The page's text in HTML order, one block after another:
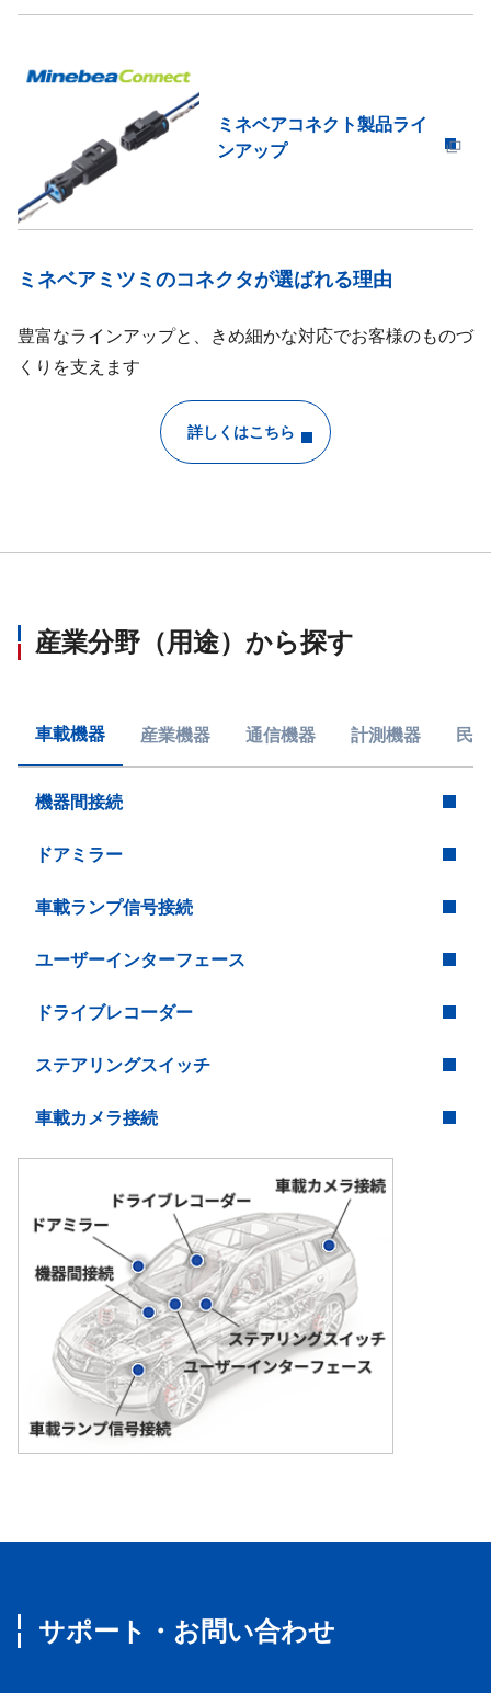
ミネベアコネクト製品ライ
ンアップ
ミネベアミツミのコネクタが選ばれる理由
豊富なラインアップと、きめ細かな対応でお客様のものづ
くりを支えます
詳しくはこちら
産業分野（用途）から探す
車載機器 産業機器 通信機器 計測機器 民
機器間接続
ドアミラー
車載ランプ信号接続
ユーザーインターフェース
ドライブレコーダー
ステアリングスイッチ
車載カメラ接続
サポート・お問い合わせ